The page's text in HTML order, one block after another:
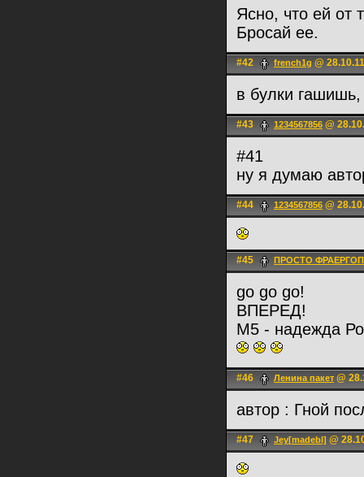
Ясно, что ей от
Бросай ее.
#42 french1g @
в булки
#43 1234567856 @
#41
ну я думаю
#44 1234567856 @
#45 ПРОСТО ФРАЕРГОП
go go go!
ВПЕРЕД!
М5 - надежда
#46 Ленина пакет @
автор : Гной
#47 Jey[madebl] @